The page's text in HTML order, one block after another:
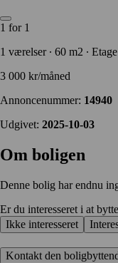
1 for 1
1 værelser ∙ 60 m2 ∙ Etage
3 000 kr/måned
Annoncenummer: 14940
Udgivet: 2025-10-03
Om boligen
Denne bolig har endnu
Er du interesseret i at
Ikke interesseret
Kontakt den